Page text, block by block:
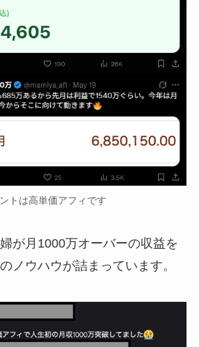
トは高単価アフィです
が月1000万オーバーの収益を
ノウハウが詰まっています。